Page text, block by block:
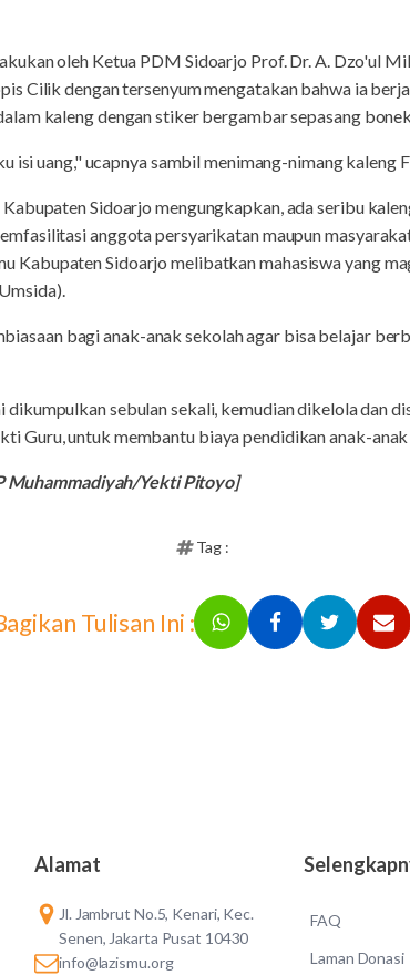
oleh Ketua PDM Sidoarjo Prof. Dr. A. Dzo'ul
Cilik dengan tersenyum mengatakan bahwa ia
kaleng dengan stiker bergambar sepasang
isi uang," ucapnya sambil menimang-nimang kaleng
Sidoarjo mengungkapkan, ada seribu
anggota persyarikatan maupun
Kabupaten Sidoarjo melibatkan mahasiswa yang
bagi anak-anak sekolah agar bisa belajar
dikumpulkan sebulan sekali, kemudian dikelola dan
Guru, untuk membantu biaya pendidikan anak-
Muhammadiyah/Yekti Pitoyo]
Tag :
Tulisan Ini :
Alamat
Jl. Jambrut No.5, Kenari, Kec.
Senen, Jakarta Pusat 10430
info@lazismu.org
FAQ
Laman Donasi